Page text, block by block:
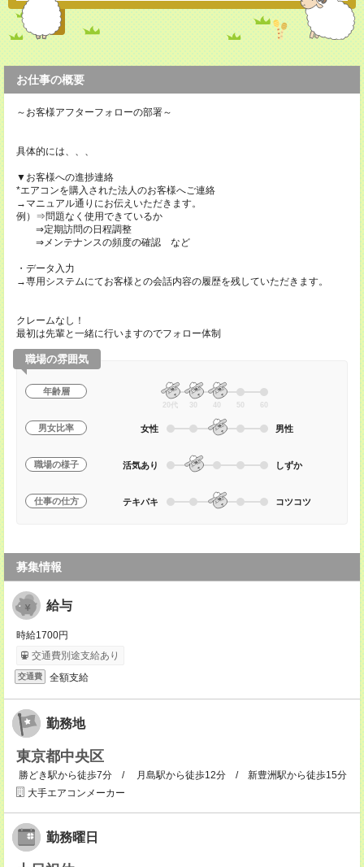
お仕事の概要
～お客様アフターフォローの部署～
具体的には、、、
▼お客様への進捗連絡
*エアコンを購入された法人のお客様へご連絡
→マニュアル通りにお伝えいただきます。
例）⇒問題なく使用できているか
⇒定期訪問の日程調整
⇒メンテナンスの頻度の確認 など
・データ入力
→専用システムにてお客様との会話内容の履歴を残していただきます。
クレームなし！
最初は先輩と一緒に行いますのでフォロー体制
職場の雰囲気
年齢層
20代 30 40 50 60
男女比率 女性 男性
職場の様子 活気あり しずか
仕事の仕方 テキパキ コツコツ
募集情報
給与
時給1700円
交通費別途支給あり
交通費 全額支給
勤務地
東京都中央区
勝どき駅から徒歩7分 / 月島駅から徒歩12分 / 新豊洲駅から徒歩15分
大手エアコンメーカー
勤務曜日